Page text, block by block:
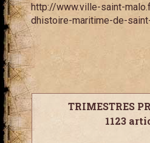
http://www.ville-saint-
dhistoire-maritime-de-
TRIMESTRES
1123